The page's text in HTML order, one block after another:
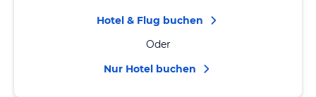
Hotel & Flug buchen
Oder
Nur Hotel buchen